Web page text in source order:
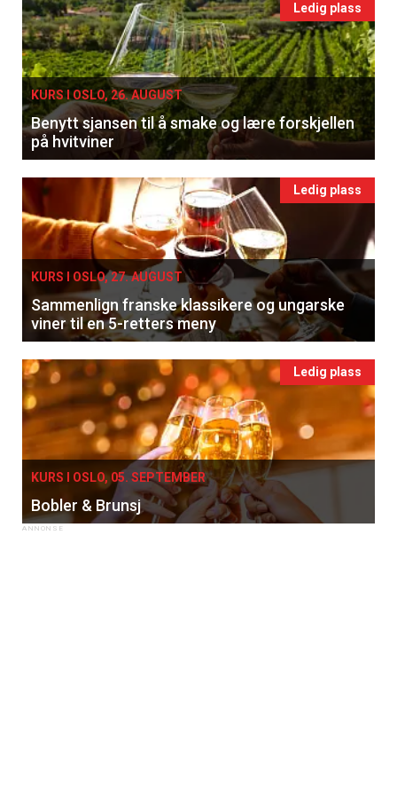
Ledig plass
KURS I OSLO, 26. AUGUST
Benytt sjansen til å smake og lære forskjellen
på hvitviner
Ledig plass
KURS I OSLO, 27. AUGUST
Sammenlign franske klassikere og ungarske
viner til en 5-retters meny
Ledig plass
KURS I OSLO, 05. SEPTEMBER
Bobler & Brunsj